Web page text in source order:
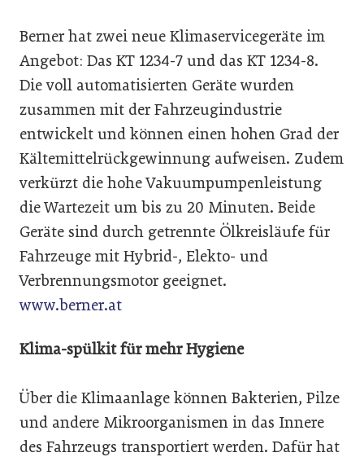
Berner hat zwei neue Klimaservicegeräte im
Angebot: Das KT 1234-7 und das KT 1234-8.
Die voll automatisierten Geräte wurden
zusammen mit der Fahrzeugindustrie
entwickelt und können einen hohen Grad der
Kältemittelrückgewinnung aufweisen. Zudem
verkürzt die hohe Vakuumpumpenleistung
die Wartezeit um bis zu 20 Minuten. Beide
Geräte sind durch getrennte Ölkreisläufe für
Fahrzeuge mit Hybrid-, Elekto- und
Verbrennungsmotor geeignet.
www.berner.at
Klima-spülkit für mehr Hygiene
Über die Klimaanlage können Bakterien, Pilze
und andere Mikroorganismen in das Innere
des Fahrzeugs transportiert werden. Dafür hat